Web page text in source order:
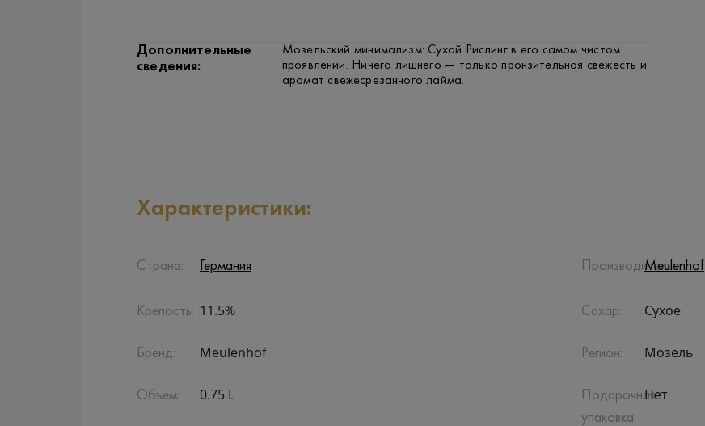
Дополнительные
сведения:
Мозельский минимализм: Сухой Рислинг в его самом чистом
проявлении. Ничего лишнего — только пронзительная свежесть и
аромат свежесрезанного лайма.
Характеристики:
Страна: Германия Производитель:Meulenhof
Крепость: 11.5% Сахар: Сухое
Бренд: Meulenhof Регион: Мозель
Объем: 0.75 L
Подарочная
упаковка:
Нет